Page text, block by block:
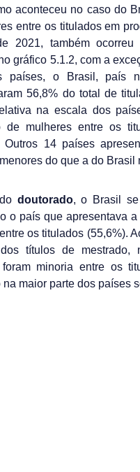
aconteceu no caso do
entre os titulados em
2021, também
gráfico 5.1.2, com a
países, o Brasil, país
56,8% do total de
na escala dos
de mulheres entre os
Outros 14 países
do que a do Brasil
doutorado, o Brasil
o país que apresentava
os titulados (55,6%).
títulos de
foram minoria entre os
na maior parte dos países